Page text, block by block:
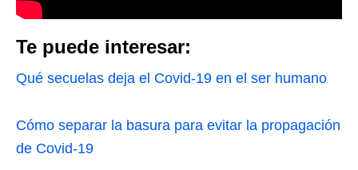
Te puede interesar:
Qué secuelas deja el Covid-19 en el ser humano
Cómo separar la basura para evitar la propagación
de Covid-19